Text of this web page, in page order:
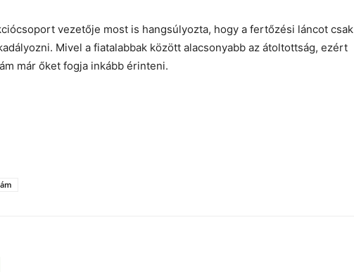
vezetője most is hangsúlyozta, hogy a fertőzési láncot csak
Mivel a fiatalabbak között alacsonyabb az átoltottság, ezért
már őket fogja inkább érinteni.